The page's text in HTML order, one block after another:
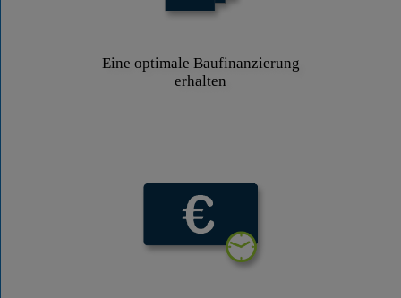
Eine optimale Baufinanzierung
erhalten